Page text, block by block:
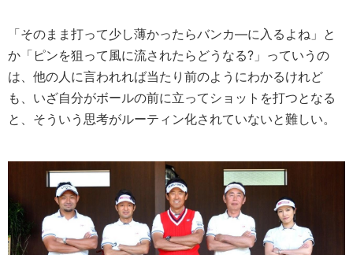
「そのまま打って少し薄かったらバンカ—に入るよね」と
か「ピンを狙って風に流されたらどうなる?」っていうの
は、他の人に言われれば当たり前のようにわかるけれど
も、いざ自分がボールの前に立ってショットを打つとなる
と、そういう思考がルーティン化されていないと難しい。